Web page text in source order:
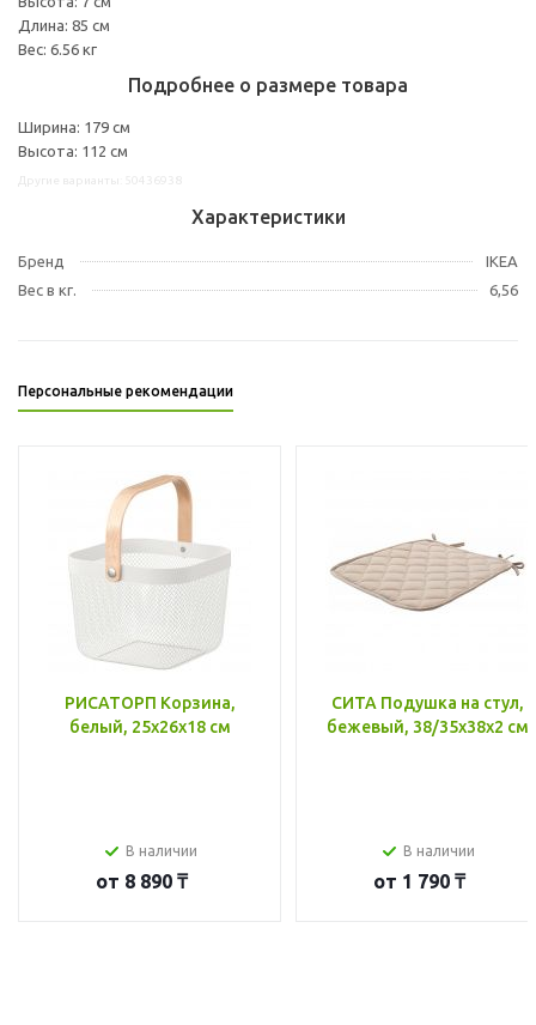
Длина: 85 см
Вес: 6.56 кг
Подробнее о размере товара
Ширина: 179 см
Высота: 112 см
Характеристики
Бренд
IKEA
Вес в кг.
6,56
Персональные рекомендации
РИСАТОРП Корзина,
белый, 25x26x18 см
В наличии
от 8 890 ₸
СИТА Подушка на стул,
бежевый, 38/35x38x2 см
В наличии
от 1 790 ₸